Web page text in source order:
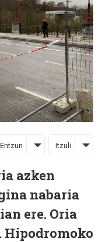
Entzun Itzuli
azken
nabaria
ere. Oria
Hipodromoko